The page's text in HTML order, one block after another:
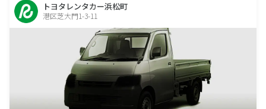
トヨタレンタカー浜松町
港区芝大門1-3-11